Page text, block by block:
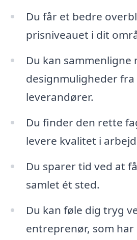
Du får et bedre
prisniveauet i dit
Du kan sammenligne
designmuligheder
leverandører.
Du finder den rette
levere kvalitet i
Du sparer tid ved at
samlet ét sted.
Du kan føle dig tryg
entreprenør, som har